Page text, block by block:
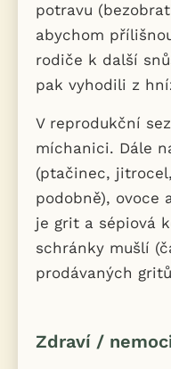
potravu
abychom
rodiče k další
pak vyhodili z
V reprodukční
míchanici. Dále
(ptačinec,
podobně), ovoce
je grit a sépiová
schránky mušlí
prodávaných
Zdraví /